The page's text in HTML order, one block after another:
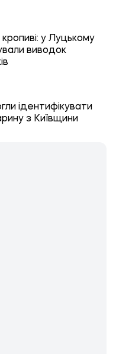
у Луцькому
виводок
ідентифікувати
з Київщини